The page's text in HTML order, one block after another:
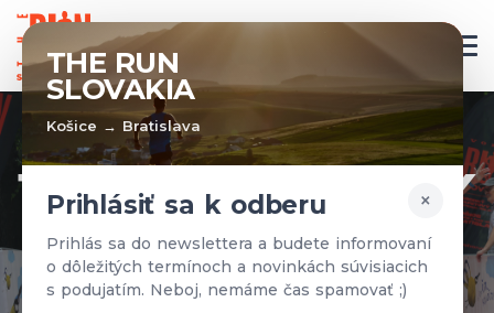
THE RUN
SLOVAKIA
Košice → Bratislava
×
Prihlásiť sa k odberu
Prihlás sa do newslettera a budete informovaní
o dôležitých termínoch a novinkách súvisiacich
s podujatím. Neboj, nemáme čas spamovať ;)
TÍMY A VÝSLEDKY
Prihlásené tímy a výsledky z
predchádzajúcich rokov.